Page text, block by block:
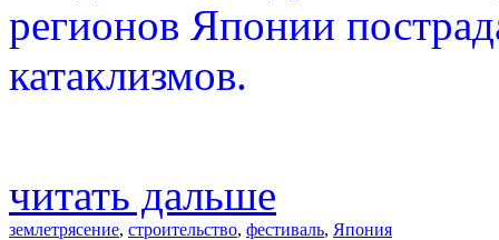
регионов Японии
катаклизмов.
читать дальше
землетрясение, строительство, фестиваль, Япония